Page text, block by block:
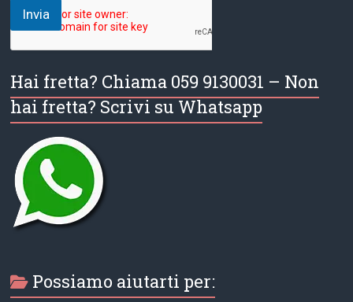
Invia
Hai fretta? Chiama 059 9130031 – Non
hai fretta? Scrivi su Whatsapp
Possiamo aiutarti per: